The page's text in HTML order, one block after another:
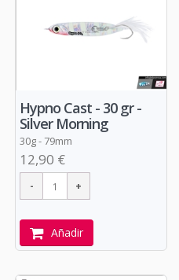
Hypno Cast - 30 gr -
Silver Morning
30g - 79mm
12,90 €
Añadir